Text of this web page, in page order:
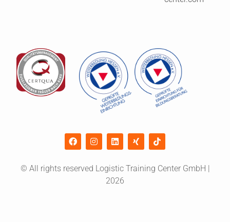
© All rights reserved Logistic Training Center GmbH |
2026